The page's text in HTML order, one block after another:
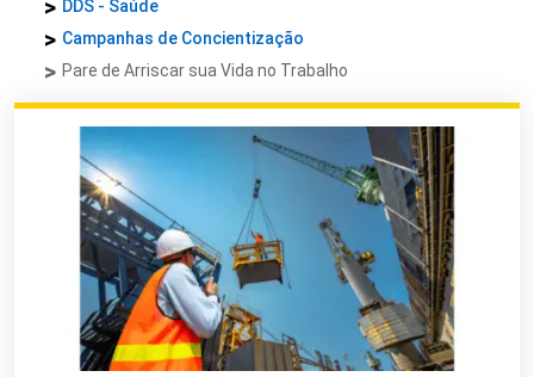
DDS - Saúde
Campanhas de Concientização
Pare de Arriscar sua Vida no Trabalho